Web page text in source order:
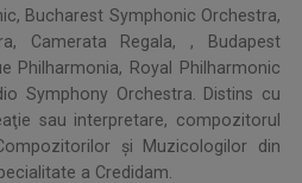
Bucharest Symphonic Orchestra,
Camerata Regala, , Budapest
Philharmonia, Royal Philharmonic
Symphony Orchestra. Distins cu
sau interpretare, compozitorul
şi Muzicologilor din
a Credidam.